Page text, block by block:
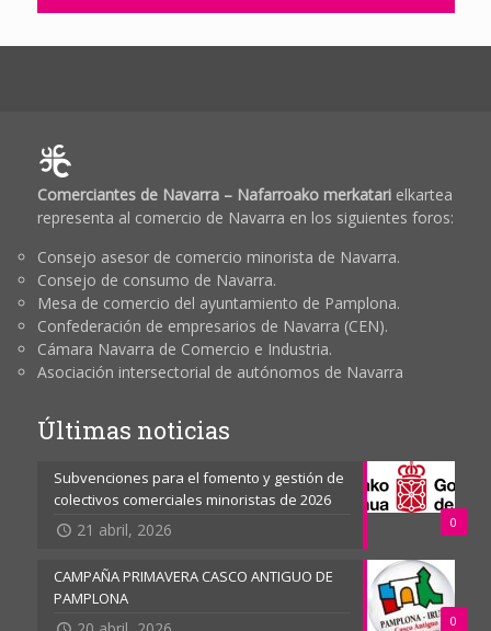
Comerciantes de Navarra – Nafarroako merkatarielkartea
representa al comercio de Navarra en los siguientes foros:
Consejo asesor de comercio minorista de Navarra.
Consejo de consumo de Navarra.
Mesa de comercio del ayuntamiento de Pamplona.
Confederación de empresarios de Navarra (CEN).
Cámara Navarra de Comercio e Industria.
Asociación intersectorial de autónomos de Navarra
Últimas noticias
0
Subvenciones para el fomento y gestión de
colectivos comerciales minoristas de 2026
21 abril, 2026
0
CAMPAÑA PRIMAVERA CASCO ANTIGUO DE
PAMPLONA